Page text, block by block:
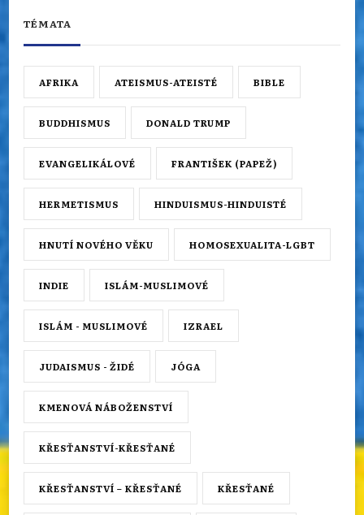
TÉMATA
AFRIKA ATEISMUS-ATEISTÉ BIBLE
BUDDHISMUS DONALD TRUMP
EVANGELIKÁLOVÉ FRANTIŠEK (PAPEŽ)
HERMETISMUS HINDUISMUS-HINDUISTÉ
HNUTÍ NOVÉHO VĚKU HOMOSEXUALITA-LGBT
INDIE ISLÁM-MUSLIMOVÉ
ISLÁM - MUSLIMOVÉ IZRAEL
JUDAISMUS - ŽIDÉ JÓGA
KMENOVÁ NÁBOŽENSTVÍ
KŘESŤANSTVÍ-KŘESŤANÉ
KŘESŤANSTVÍ – KŘESŤANÉ KŘESŤANÉ